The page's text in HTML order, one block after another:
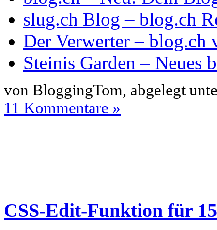
slug.ch Blog – blog.ch
Der Verwerter – blog.ch
Steinis Garden –
von BloggingTom, abgelegt
11 Kommentare »
CSS-Edit-Funktion für